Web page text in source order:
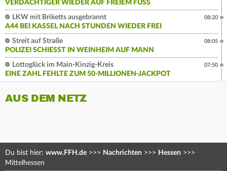
VERDÄCHTIGER WIEDER AUF FREIEM FUSS
LKW mit Briketts ausgebrannt
A44 BEI KASSEL NACH STUNDEN WIEDER FREI
08:20
Streit auf Straße
POLIZEI SCHIESST IN WEINHEIM AUF MANN
08:05
Lottoglück im Main-Kinzig-Kreis
EINE ZAHL FEHLTE ZUM 50-MILLIONEN-JACKPOT
07:50
AUS DEM NETZ
Du bist hier: www.FFH.de >>> Nachrichten >>> Hessen >>>
Mittelhessen